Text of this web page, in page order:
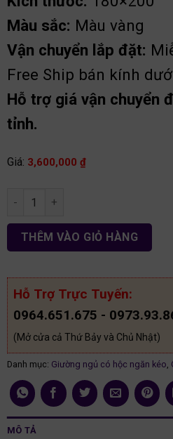
Màu sắc: Màu vàng
Vận chuyển lắp đặt:
Free Ship bán kính
Hỗ trợ giá vận chuyển
tỉnh.
Giá: 3,600,000 ₫
Giường ngăn kéo 1m80 gỗ MDF
THÊM VÀO GIỎ HÀNG
Hỗ Trợ Trực Tuyến:
0964.651.675 -
(Mở cửa cả Thứ Bảy và Chủ Nhật)
Danh mục: Giường ngủ có hộc ngăn kéo
MÔ TẢ